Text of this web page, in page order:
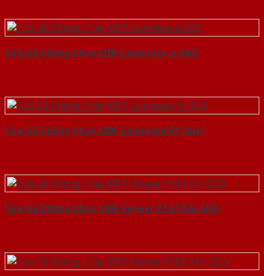
Cửa Gỗ Chống Cháy MDF Laminate-a-SGD
Cửa Gỗ Chống Cháy MDF Laminate P1-SGD
Cửa Gỗ Chống Cháy MDF Veneer P1G1 Sồi-SGD